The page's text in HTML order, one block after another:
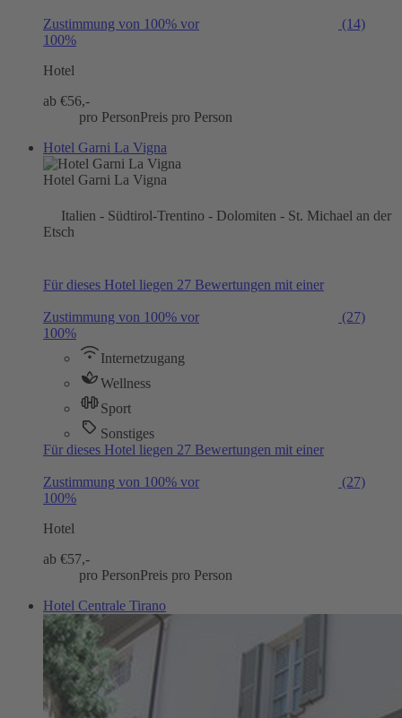
Zustimmung von 100% vor
(14)
100%
Hotel
ab €56,-
pro PersonPreis pro Person
Hotel Garni La Vigna
Hotel Garni La Vigna
Italien - Südtirol-Trentino - Dolomiten - St. Michael an der
Etsch
Für dieses Hotel liegen 27 Bewertungen mit einer
Zustimmung von 100% vor
(27)
100%
Internetzugang
Wellness
Sport
Sonstiges
Für dieses Hotel liegen 27 Bewertungen mit einer
Zustimmung von 100% vor
(27)
100%
Hotel
ab €57,-
pro PersonPreis pro Person
Hotel Centrale Tirano